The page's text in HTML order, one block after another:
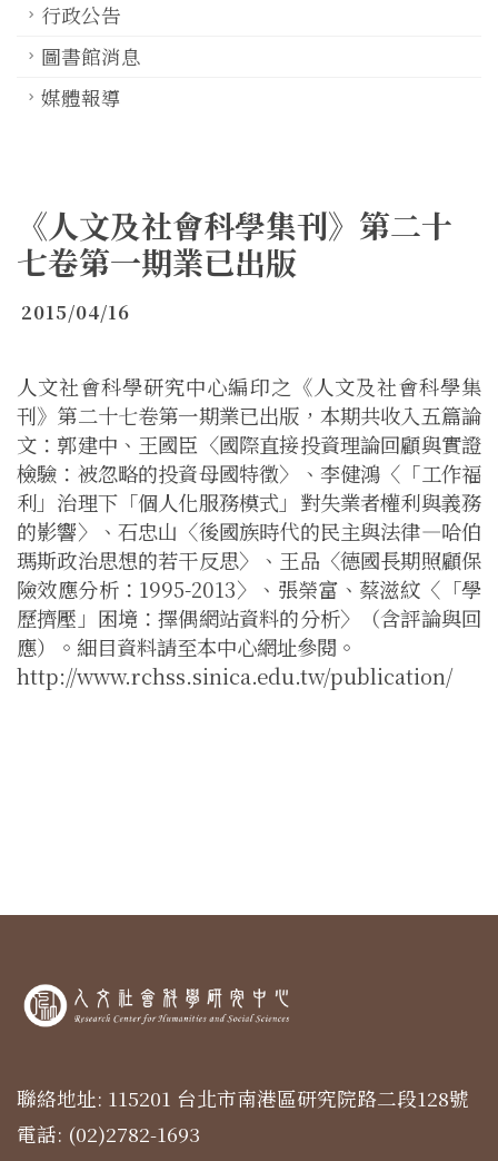
行政公告
圖書館消息
媒體報導
《人文及社會科學集刊》第二十
七卷第一期業已出版
2015/04/16
人文社會科學研究中心編印之《人文及社會科學集
刊》第二十七卷第一期業已出版，本期共收入五篇論
文：郭建中、王國臣〈國際直接投資理論回顧與實證
檢驗：被忽略的投資母國特徵〉、李健鴻〈「工作福
利」治理下「個人化服務模式」對失業者權利與義務
的影響〉、石忠山〈後國族時代的民主與法律—哈伯
瑪斯政治思想的若干反思〉、王品〈德國長期照顧保
險效應分析： 1995-2013〉、張榮富、蔡滋紋〈「學
歷擠壓」困境：擇偶網站資料的分析〉（含評論與回
應）。細目資料請至本中心網址參閱。
http://www.rchss.sinica.edu.tw/publication/
聯絡地址: 115201 台北市南港區研究院路二段128號
電話: (02)2782-1693